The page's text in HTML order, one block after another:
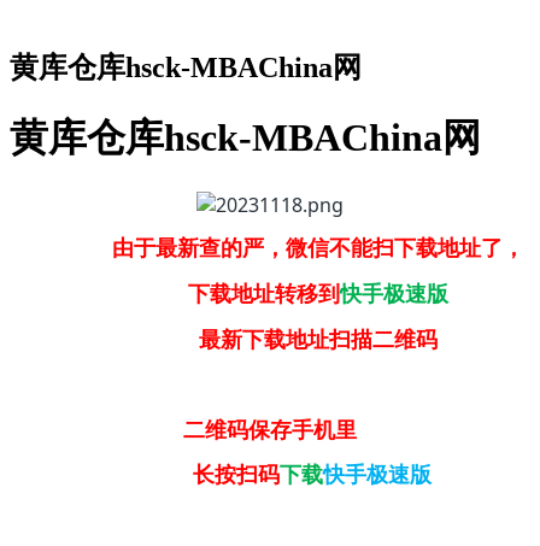
黄库仓库hsck-MBAChina网
黄库仓库hsck-MBAChina网
由于最新查的严，微信不能扫下载地址了，
下载地址转移到快手极速版
最新下载地址扫描二维码
二维码保存手机里
长按扫码下载快手极速版